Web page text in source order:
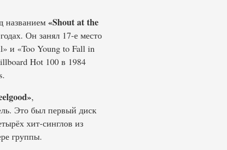
названием «Shout at the
Он занял 17-е место
и «Too Young to Fall in
Hot 100 в 1984
,
Это был первый диск
хит-синглов из
группы.